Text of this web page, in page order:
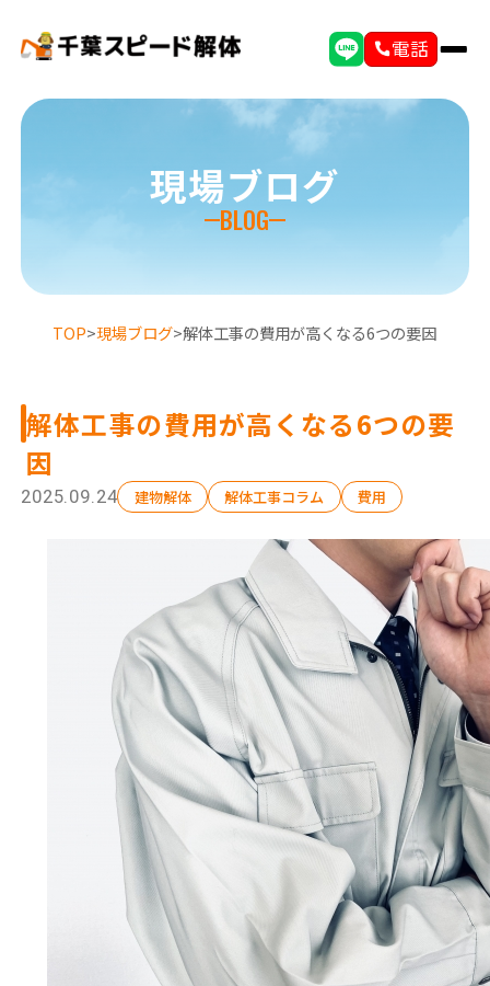
電話
選ばれる理由
解体工事の流れ
会社概要
施工事例
現場ブログ
補助金情報
現場ブログ
BLOG
TOP>現場ブログ>解体工事の費用が高くなる6つの要因
解体工事の費用が高くなる6つの要
因
2025.09.24 建物解体 解体工事コラム 費用